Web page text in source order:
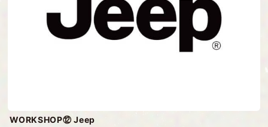
WORKSHOP⑫ Jeep